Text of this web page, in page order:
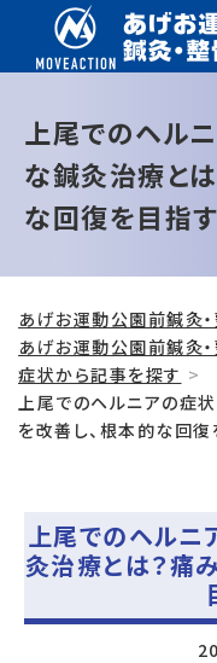
上尾でのヘル
な鍼灸治療と
な回復を目指
あげお運動公園前鍼灸
あげお運動公園前鍼灸
症状から記事を探す
上尾でのヘルニアの症
を改善し、根本的な回
上尾でのヘルニ
灸治療とは？痛